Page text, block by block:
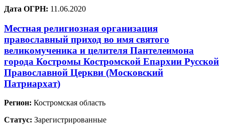
Дата ОГРН: 11.06.2020
Местная религиозная организация
православный приход во имя святого
великомученика и целителя Пантелеимона
города Костромы Костромской Епархии Русской
Православной Церкви (Московский
Патриархат)
Регион: Костромская область
Статус: Зарегистрированные